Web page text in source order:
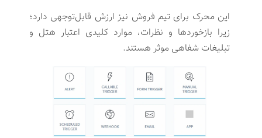
این محرک برای تیم فروش نیز ارزش قابل‌توجهی دارد؛
زیرا بازخوردها و نظرات، موارد کلیدی اعتبار هتل و
تبلیغات شفاهی موثر هستند.